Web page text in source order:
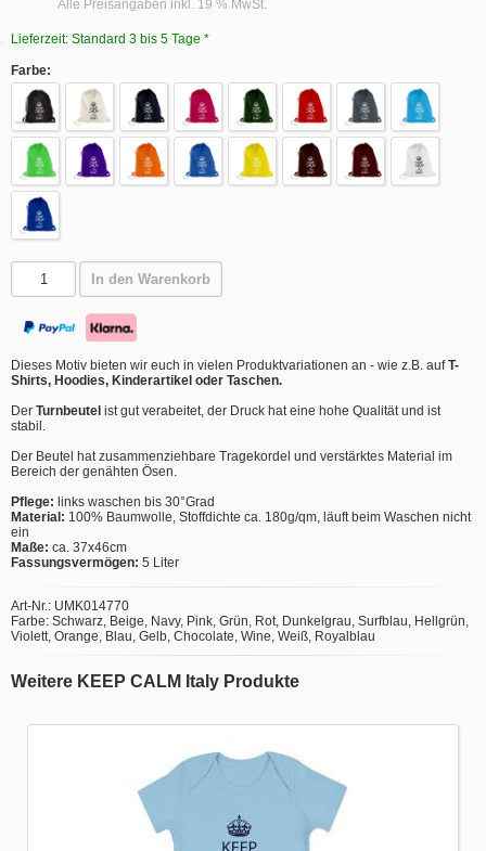
Alle Preisangaben inkl. 19 % MwSt.
Lieferzeit: Standard 3 bis 5 Tage *
Farbe:
In den Warenkorb
Dieses Motiv bieten wir euch in vielen Produktvariationen an - wie z.B. aufT-
Shirts, Hoodies, Kinderartikel oder Taschen.
Der Turnbeutel ist gut verabeitet, der Druck hat eine hohe Qualität und ist
stabil.
Der Beutel hat zusammenziehbare Tragekordel und verstärktes Material im
Bereich der genähten Ösen.
Pflege: links waschen bis 30°Grad
Material: 100% Baumwolle, Stoffdichte ca. 180g/qm, läuft beim Waschen nicht
ein
Maße: ca. 37x46cm
Fassungsvermögen: 5 Liter
Art-Nr.: UMK014770
Farbe: Schwarz, Beige, Navy, Pink, Grün, Rot, Dunkelgrau, Surfblau, Hellgrün,
Violett, Orange, Blau, Gelb, Chocolate, Wine, Weiß, Royalblau
Weitere KEEP CALM Italy Produkte